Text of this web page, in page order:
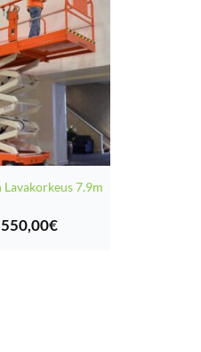
Lavakorkeus 7.9m
550,00€Hintaluokka: